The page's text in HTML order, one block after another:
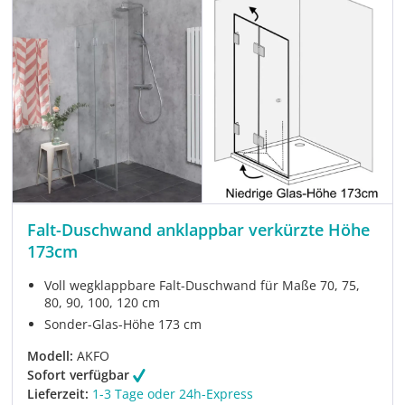
Falt-Duschwand anklappbar verkürzte Höhe
173cm
Voll wegklappbare Falt-Duschwand für Maße 70, 75,
80, 90, 100, 120 cm
Sonder-Glas-Höhe 173 cm
Modell: AKFO
Sofort verfügbar
Lieferzeit: 1-3 Tage oder 24h-Express